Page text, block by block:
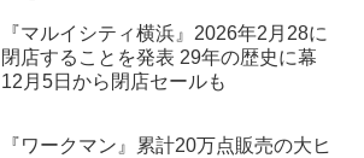
『マルイシティ横浜』2026年2月28に
閉店することを発表 29年の歴史に幕
12月5日から閉店セールも
『ワークマン』累計20万点販売の大ヒ